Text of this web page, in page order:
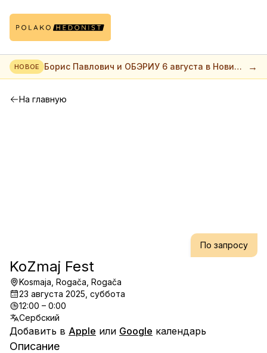
НОВОЕ
Борис Павлович и ОБЭРИУ 6 августа в Нови
саде
→
На главную
По запросу
KoZmaj Fest
Kosmaja, Rogača, Rogača
23 августа 2025, суббота
12:00 – 0:00
Сербский
Добавить в Apple или Google календарь
Описание